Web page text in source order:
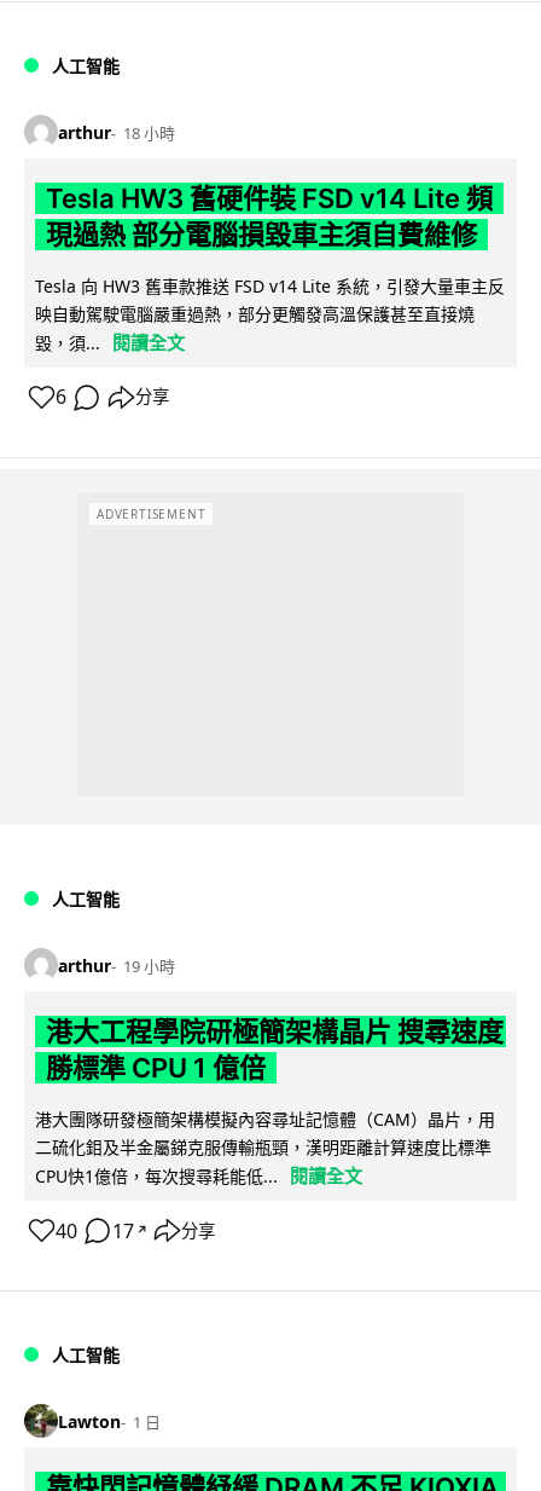
人工智能
arthur 18 小時
Tesla HW3 舊硬件裝 FSD v14 Lite 頻
現過熱 部分電腦損毀車主須自費維修
Tesla 向 HW3 舊車款推送 FSD v14 Lite 系統，引發大量車主反
映自動駕駛電腦嚴重過熱，部分更觸發高溫保護甚至直接燒
毀，須...
閱讀全文
6 分享
ADVERTISEMENT
人工智能
arthur 19 小時
港大工程學院研極簡架構晶片 搜尋速度
勝標準 CPU 1 億倍
港大團隊研發極簡架構模擬內容尋址記憶體（CAM）晶片，用
二硫化鉬及半金屬銻克服傳輸瓶頸，漢明距離計算速度比標準
CPU快1億倍，每次搜尋耗能低...
閱讀全文
40 17 ↗ 分享
人工智能
Lawton 1 日